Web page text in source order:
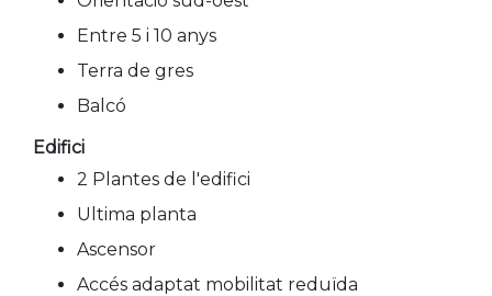
Entre 5 i 10 anys
Terra de gres
Balcó
Edifici
2 Plantes de l'edifici
Ultima planta
Ascensor
Accés adaptat mobilitat reduïda